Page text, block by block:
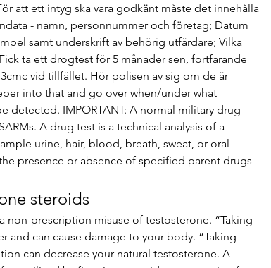
att ett intyg ska vara godkänt måste det innehålla
- namn, personnummer och företag; Datum
samt underskrift av behörig utfärdare; Vilka
ta ett drogtest för 5 månader sen, fortfarande
vid tillfället. Hör polisen av sig om de är
into that and go over when/under what
detected. IMPORTANT: A normal military drug
A drug test is a technical analysis of a
urine, hair, blood, breath, sweat, or oral
presence or absence of specified parent drugs
steroids
and can cause damage to your body. “Taking
can decrease your natural testosterone. A